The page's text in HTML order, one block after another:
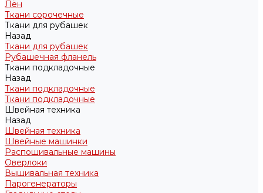
Лён
Ткани сорочечные
Ткани для рубашек
Назад
Ткани для рубашек
Рубашечная фланель
Ткани подкладочные
Назад
Ткани подкладочные
Ткани подкладочные
Швейная техника
Назад
Швейная техника
Швейные машинки
Распошивальные машины
Оверлоки
Вышивальная техника
Парогенераторы